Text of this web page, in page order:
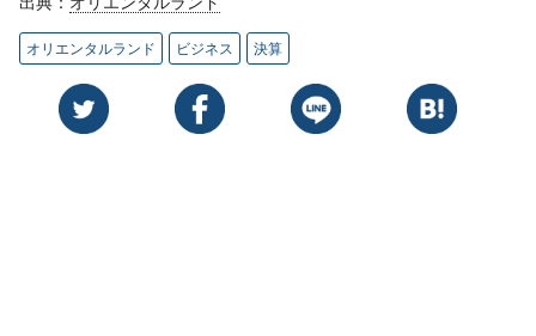
オリエンタルランド ビジネス 決算